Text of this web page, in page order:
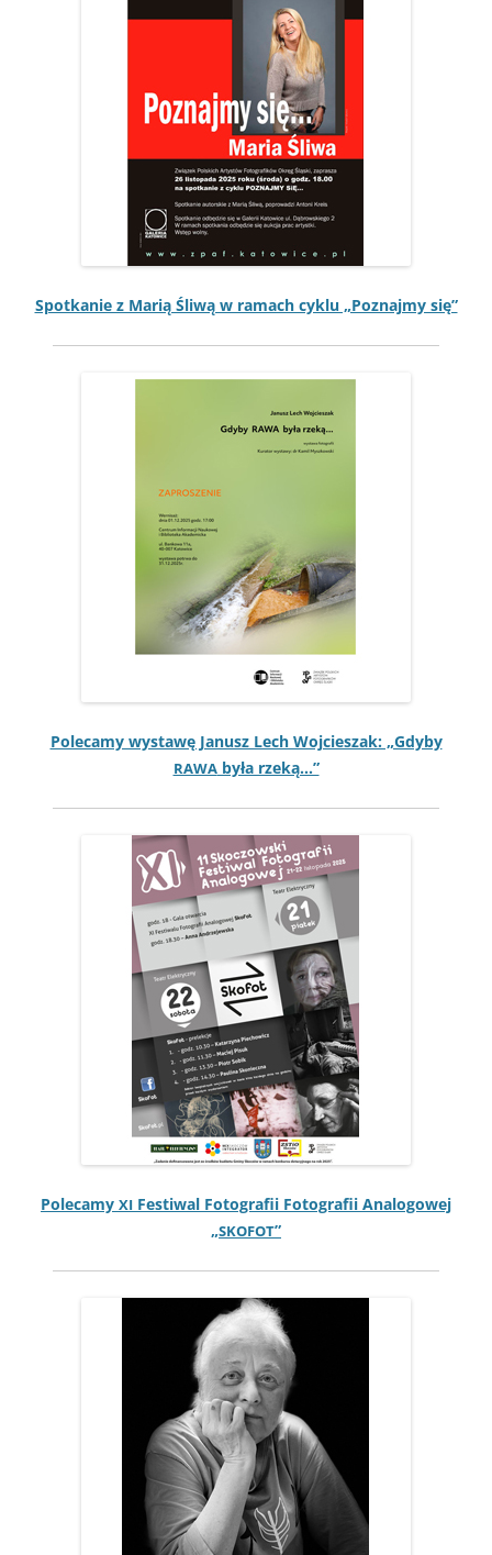
Spotkanie z Mar­ią Śli­wą w ramach cyk­lu „Poz­na­jmy się”
Pole­camy wys­tawę Janusz Lech Woj­cieszak: „Gdy­by
RAWAbyła rzeką…”
Pole­camy XI Fes­ti­w­al Fotografii Fotografii Anal­o­gowej
„SKOFOT”